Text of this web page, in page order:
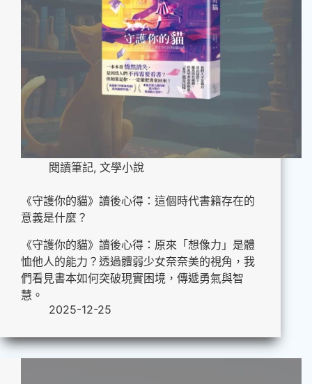
閱讀筆記, 文學小說
《守護你的貓》讀後心得：這個時代書籍存在的
意義是什麼？
《守護你的貓》讀後心得：原來「想像力」是體
恤他人的能力？透過體弱少女奈奈美的視角，我
們看見書本如何突破現實困境，傳遞勇氣與智
慧。
2025-12-25